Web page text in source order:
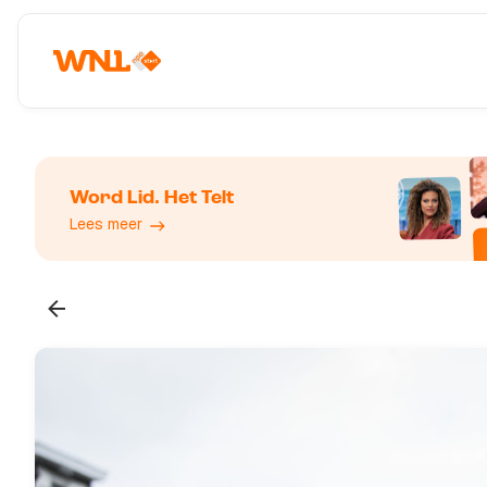
Word Lid. Het Telt
Lees meer